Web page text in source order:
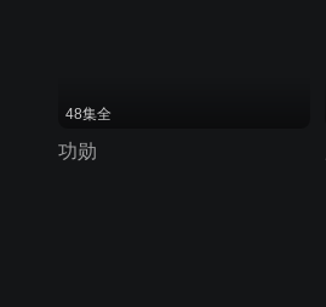
48集全
功勋